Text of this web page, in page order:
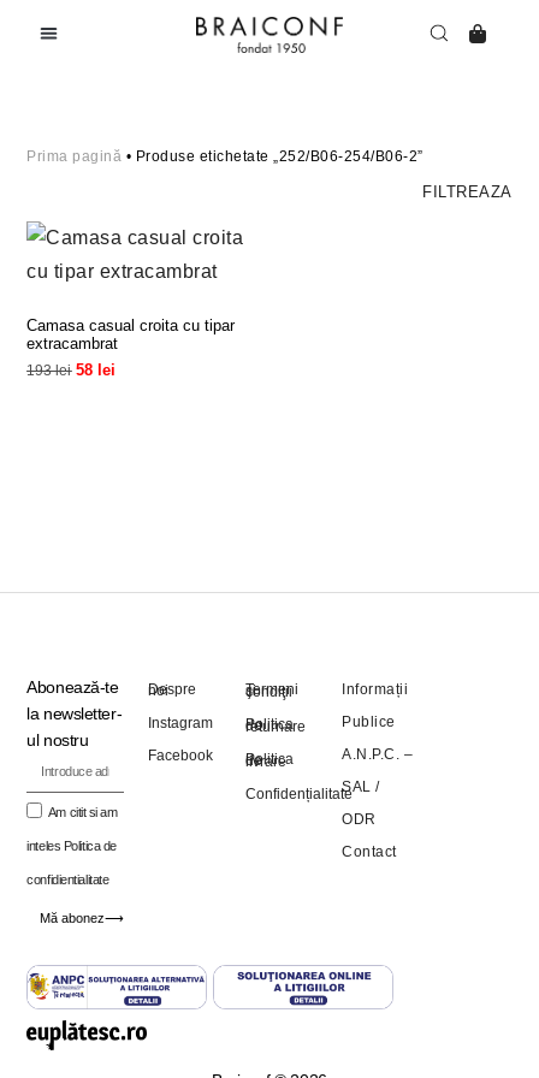
Prima pagină • Produse etichetate „252/B06-254/B06-2”
FILTREAZA
Camasa casual croita cu tipar
extracambrat
193lei 58 lei
Despre noi
Instagram
Facebook
Termeni şi condiţii
Politica de returnare
Politica de livrare
Confidențialitate
Informații
Publice
A.N.P.C. –
SAL /
ODR
Contact
Abonează-te
la newsletter-
ul nostru
Am citit si am
inteles Politica de
confidientialitate
Mă abonez⟶